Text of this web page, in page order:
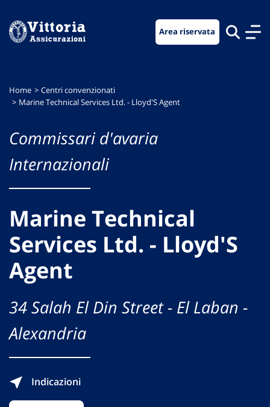
menu
contenuto
footer
Area riservata
Home
Centri convenzionati
Marine Technical Services Ltd. - Lloyd'S Agent
Commissari d'avaria
Internazionali
Marine Technical
Services Ltd. - Lloyd'S
Agent
34 Salah El Din Street - El Laban -
Alexandria
Indicazioni